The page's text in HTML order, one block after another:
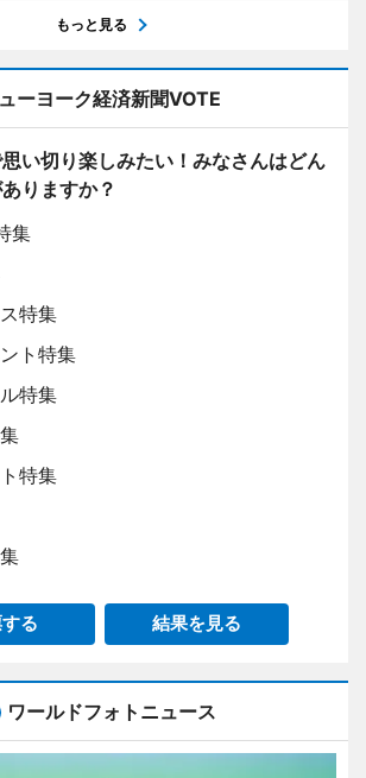
もっと見る
ーヨーク経済新聞VOTE
い切り楽しみたい！みなさんはどん
りますか？
集
特集
ト特集
特集
特集
る 結果を見る
ワールドフォトニュース